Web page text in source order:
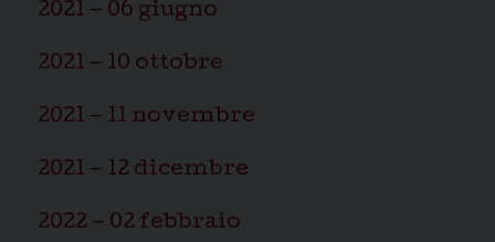
2021 – 06 giugno
2021 – 10 ottobre
2021 – 11 novembre
2021 – 12 dicembre
2022 – 02 febbraio